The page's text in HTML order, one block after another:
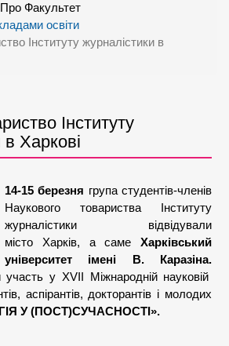
Про Факультет
освіти
Інституту журналістики в
Інституту
в Харкові
14-15 березня група студентів-членів
Наукового товариства Інституту
журналістики відвідували
місто Харків, а саме Харківський
університет імені В. Каразіна.
у ХVII Міжнародній науковій
аспірантів, докторантів і молодих
У (ПОСТ)СУЧАСНОСТІ».